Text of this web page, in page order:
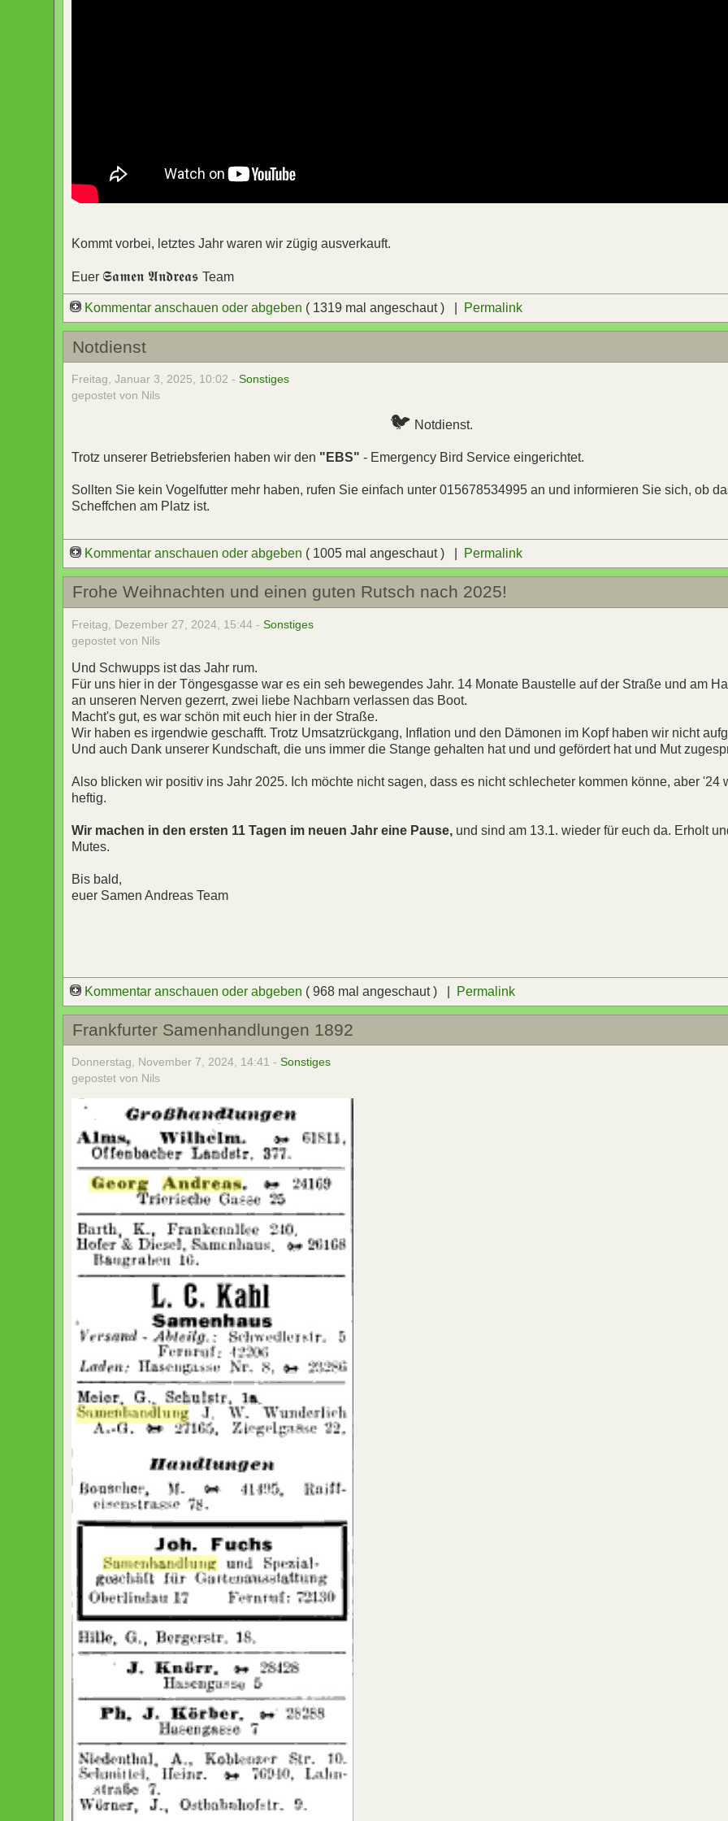
Kommt vorbei, letztes Jahr waren wir zügig ausverkauft.
Euer 𝕾𝖆𝖒𝖊𝖓 𝕬𝖓𝖉𝖗𝖊𝖆𝖘Team
Kommentar anschauen oder abgeben ( 1319 mal angeschaut ) | Permalink
Notdienst
Freitag, Januar 3, 2025, 10:02 -Sonstiges
gepostet von Nils
🐦 Notdienst.
Trotz unserer Betriebsferien haben wir den "EBS" - Emergency Bird Service eingerichtet.
Sollten Sie kein Vogelfutter mehr haben, rufen Sie einfach unter 015678534995 an und informieren Sie sich, ob
Scheffchen am Platz ist.
Kommentar anschauen oder abgeben ( 1005 mal angeschaut ) | Permalink
Frohe Weihnachten und einen guten Rutsch nach 2025!
Freitag, Dezember 27, 2024, 15:44 -Sonstiges
gepostet von Nils
Und Schwupps ist das Jahr rum.
Für uns hier in der Töngesgasse war es ein seh bewegendes Jahr. 14 Monate Baustelle auf der Straße und am
an unseren Nerven gezerrt, zwei liebe Nachbarn verlassen das Boot.
Macht's gut, es war schön mit euch hier in der Straße.
Wir haben es irgendwie geschafft. Trotz Umsatzrückgang, Inflation und den Dämonen im Kopf haben wir nicht
Und auch Dank unserer Kundschaft, die uns immer die Stange gehalten hat und und gefördert hat und Mut
Also blicken wir positiv ins Jahr 2025. Ich möchte nicht sagen, dass es nicht schlecheter kommen könne, aber '24
heftig.
Wir machen in den ersten 11 Tagen im neuen Jahr eine Pause, und sind am 13.1. wieder für euch da. Erholt
Mutes.
Bis bald,
euer Samen Andreas Team
Kommentar anschauen oder abgeben ( 968 mal angeschaut ) | Permalink
Frankfurter Samenhandlungen 1892
Donnerstag, November 7, 2024, 14:41 -Sonstiges
gepostet von Nils